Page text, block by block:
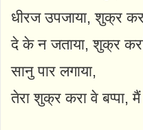
धीरज उपजाया, शुक्र
दे के न जताया, शुक्र
सानु पार लगाया,
तेरा शुक्र करा वे बप्पा,